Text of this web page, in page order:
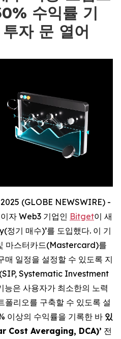
수익률 기
자 문 열어
(GLOBE NEWSWIRE) -
자 Web3 기업인 Bitget이 새
정기 매수)’를 도입했다. 이 기
마스터카드(Mastercard)를
매 일정을 설정할 수 있도록 지
Systematic Investment
능은 사용자가 최소한의 노력
폴리오를 구축할 수 있도록 설
이상의 수익률을 기록한 바 있
Cost Averaging, DCA)’ 전